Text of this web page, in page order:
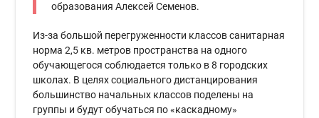
образования Алексей Семенов.
Из-за большой перегруженности классов санитарная
норма 2,5 кв. метров пространства на одного
обучающегося соблюдается только в 8 городских
школах. В целях социального дистанцирования
большинство начальных классов поделены на
группы и будут обучаться по «каскадному»